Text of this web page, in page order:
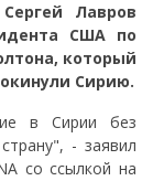
Лавров
США по
который
Сирию.
в Сирии без
- заявил
со ссылкой на